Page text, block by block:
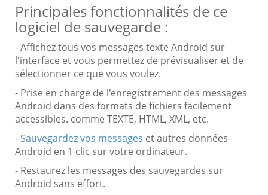
Principales fonctionnalités de ce
logiciel de sauvegarde :
- Affichez tous vos messages texte Android sur
l'interface et vous permettez de prévisualiser et de
sélectionner ce que vous voulez.
- Prise en charge de l'enregistrement des messages
Android dans des formats de fichiers facilement
accessibles. comme TEXTE, HTML, XML, etc.
-Sauvegardez vos messages et autres données
Android en 1 clic sur votre ordinateur.
- Restaurez les messages des sauvegardes sur
Android sans effort.